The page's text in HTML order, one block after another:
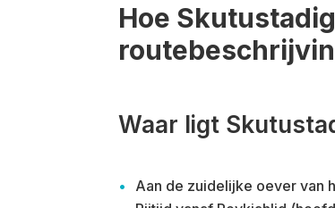
Hoe
Waar ligt
Aan de zuidelijke oever van